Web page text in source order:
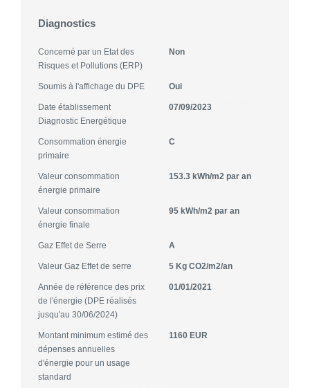
Diagnostics
Concerné par un Etat des
Risques et Pollutions (ERP)
Non
Soumis à l'affichage du DPE Oui
Date établissement
Diagnostic Energétique
07/09/2023
Consommation énergie
primaire
C
Valeur consommation
énergie primaire
153.3 kWh/m2 par an
Valeur consommation
énergie finale
95 kWh/m2 par an
Gaz Effet de Serre A
Valeur Gaz Effet de serre 5 Kg CO2/m2/an
Année de référence des prix
de l'énergie (DPE réalisés
jusqu'au 30/06/2024)
01/01/2021
Montant minimum estimé des
dépenses annuelles
d'énergie pour un usage
standard
1160 EUR